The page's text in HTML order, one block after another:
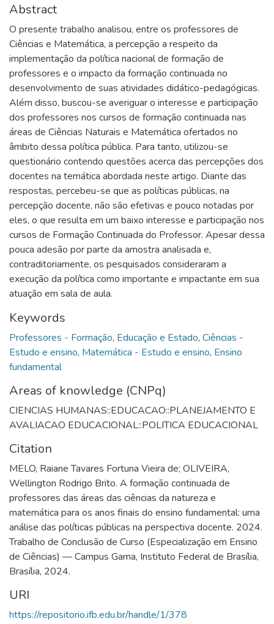
Abstract
O presente trabalho analisou, entre os professores de
Ciências e Matemática, a percepção a respeito da
implementação da política nacional de formação de
professores e o impacto da formação continuada no
desenvolvimento de suas atividades didático-pedagógicas.
Além disso, buscou-se averiguar o interesse e participação
dos professores nos cursos de formação continuada nas
áreas de Ciências Naturais e Matemática ofertados no
âmbito dessa política pública. Para tanto, utilizou-se
questionário contendo questões acerca das percepções dos
docentes na temática abordada neste artigo. Diante das
respostas, percebeu-se que as políticas públicas, na
percepção docente, não são efetivas e pouco notadas por
eles, o que resulta em um baixo interesse e participação nos
cursos de Formação Continuada do Professor. Apesar dessa
pouca adesão por parte da amostra analisada e,
contraditoriamente, os pesquisados consideraram a
execução da política como importante e impactante em sua
atuação em sala de aula.
Keywords
Professores - Formação, Educação e Estado, Ciências -
Estudo e ensino, Matemática - Estudo e ensino, Ensino
fundamental
Areas of knowledge (CNPq)
CIENCIAS HUMANAS::EDUCACAO::PLANEJAMENTO E
AVALIACAO EDUCACIONAL::POLITICA EDUCACIONAL
Citation
MELO, Raiane Tavares Fortuna Vieira de; OLIVEIRA,
Wellington Rodrigo Brito. A formação continuada de
professores das áreas das ciências da natureza e
matemática para os anos finais do ensino fundamental: uma
análise das políticas públicas na perspectiva docente. 2024.
Trabalho de Conclusão de Curso (Especialização em Ensino
de Ciências) — Campus Gama, Instituto Federal de Brasília,
Brasília, 2024.
URI
https://repositorio.ifb.edu.br/handle/1/378